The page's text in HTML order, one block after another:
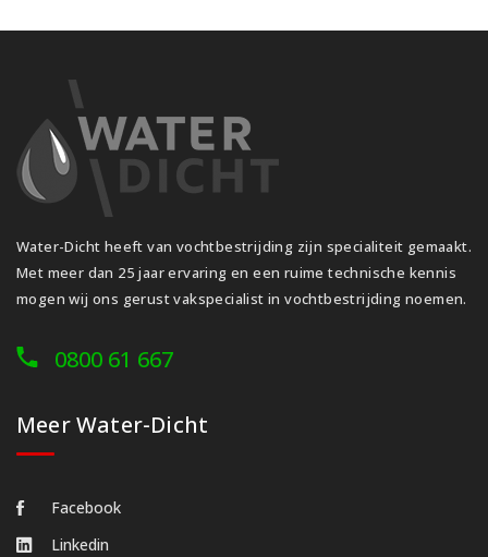
Water-Dicht heeft van vochtbestrijding zijn specialiteit gemaakt.
Met meer dan 25 jaar ervaring en een ruime technische kennis
mogen wij ons gerust vakspecialist in vochtbestrijding noemen.
0800 61 667
Meer Water-Dicht
Facebook
Linkedin